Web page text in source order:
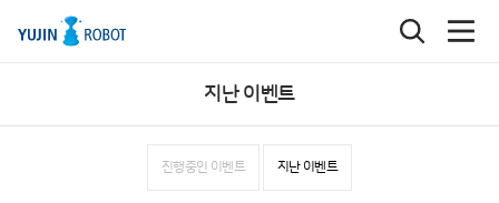
지난 이벤트
진행중인 이벤트 지난 이벤트